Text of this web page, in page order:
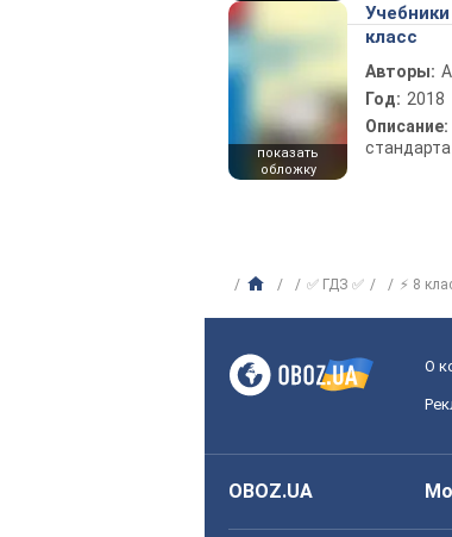
показать
обложку
класс
Авторы:
Год: 2018
Описание:
стандарта
✅ ГДЗ ✅ ⚡ 8
О
OBOZ.UA